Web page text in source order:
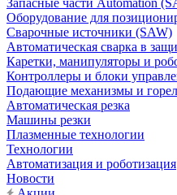
Запасные части Automation
Оборудование для
Сварочные источники (SAW)
Автоматическая сварка в
Каретки, манипуляторы и
Контроллеры и блоки
Подающие механизмы и
Автоматическая резка
Машины резки
Плазменные технологии
Технологии
Автоматизация и роботизация
Новости